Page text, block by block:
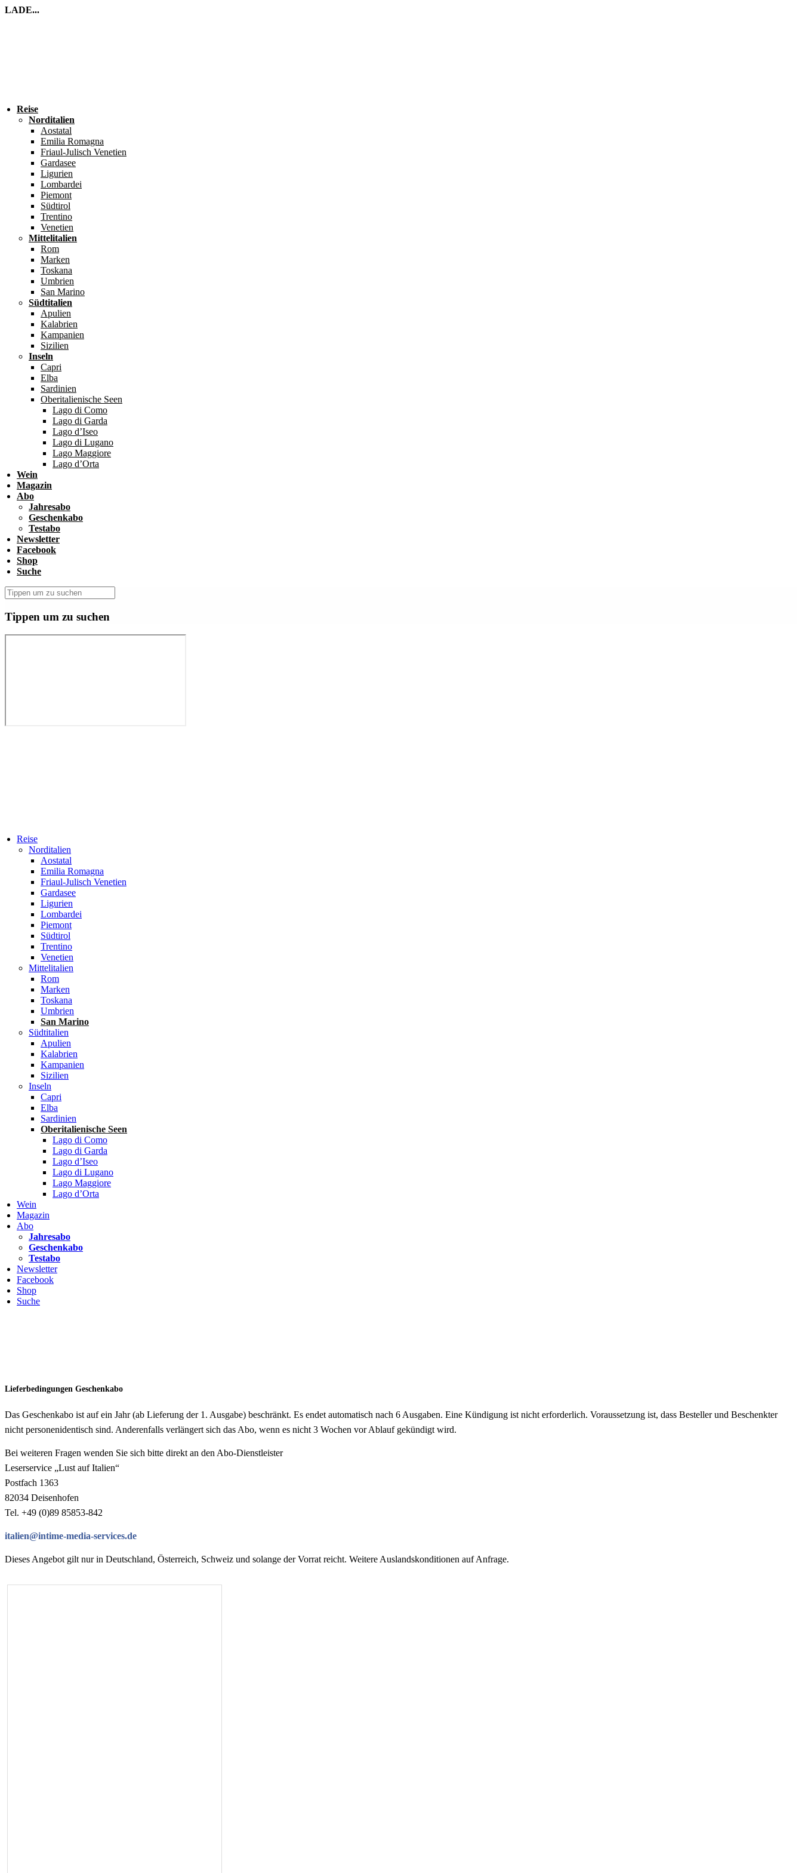
LADE...
Reise
Norditalien
Aostatal
Emilia Romagna
Friaul-Julisch Venetien
Gardasee
Ligurien
Lombardei
Piemont
Südtirol
Trentino
Venetien
Mittelitalien
Rom
Marken
Toskana
Umbrien
San Marino
Südtitalien
Apulien
Kalabrien
Kampanien
Sizilien
Inseln
Capri
Elba
Sardinien
Oberitalienische Seen
Lago di Como
Lago di Garda
Lago d’Iseo
Lago di Lugano
Lago Maggiore
Lago d’Orta
Wein
Magazin
Abo
Jahresabo
Geschenkabo
Testabo
Newsletter
Facebook
Shop
Suche
Tippen um zu suchen
Reise
Norditalien
Aostatal
Emilia Romagna
Friaul-Julisch Venetien
Gardasee
Ligurien
Lombardei
Piemont
Südtirol
Trentino
Venetien
Mittelitalien
Rom
Marken
Toskana
Umbrien
San Marino
Südtitalien
Apulien
Kalabrien
Kampanien
Sizilien
Inseln
Capri
Elba
Sardinien
Oberitalienische Seen
Lago di Como
Lago di Garda
Lago d’Iseo
Lago di Lugano
Lago Maggiore
Lago d’Orta
Wein
Magazin
Abo
Jahresabo
Geschenkabo
Testabo
Newsletter
Facebook
Shop
Suche
Lieferbedingungen Geschenkabo
Das Geschenkabo ist auf ein Jahr (ab Lieferung der 1. Ausgabe) beschränkt. Es endet automatisch nach 6 Ausgaben. Eine Kündigung ist nicht erforderlich. Voraussetzung ist, dass Besteller und Beschenkter
nicht personenidentisch sind. Anderenfalls verlängert sich das Abo, wenn es nicht 3 Wochen vor Ablauf gekündigt wird.
Bei weiteren Fragen wenden Sie sich bitte direkt an den Abo-Dienstleister
Leserservice „Lust auf Italien“
Postfach 1363
82034 Deisenhofen
Tel. +49 (0)89 85853-842
italien@intime-media-services.de
Dieses Angebot gilt nur in Deutschland, Österreich, Schweiz und solange der Vorrat reicht. Weitere Auslandskonditionen auf Anfrage.